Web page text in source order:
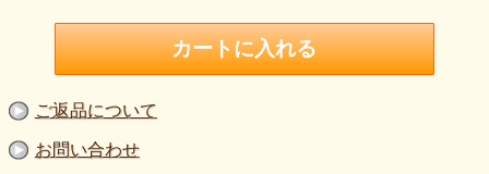
ご返品について
お問い合わせ